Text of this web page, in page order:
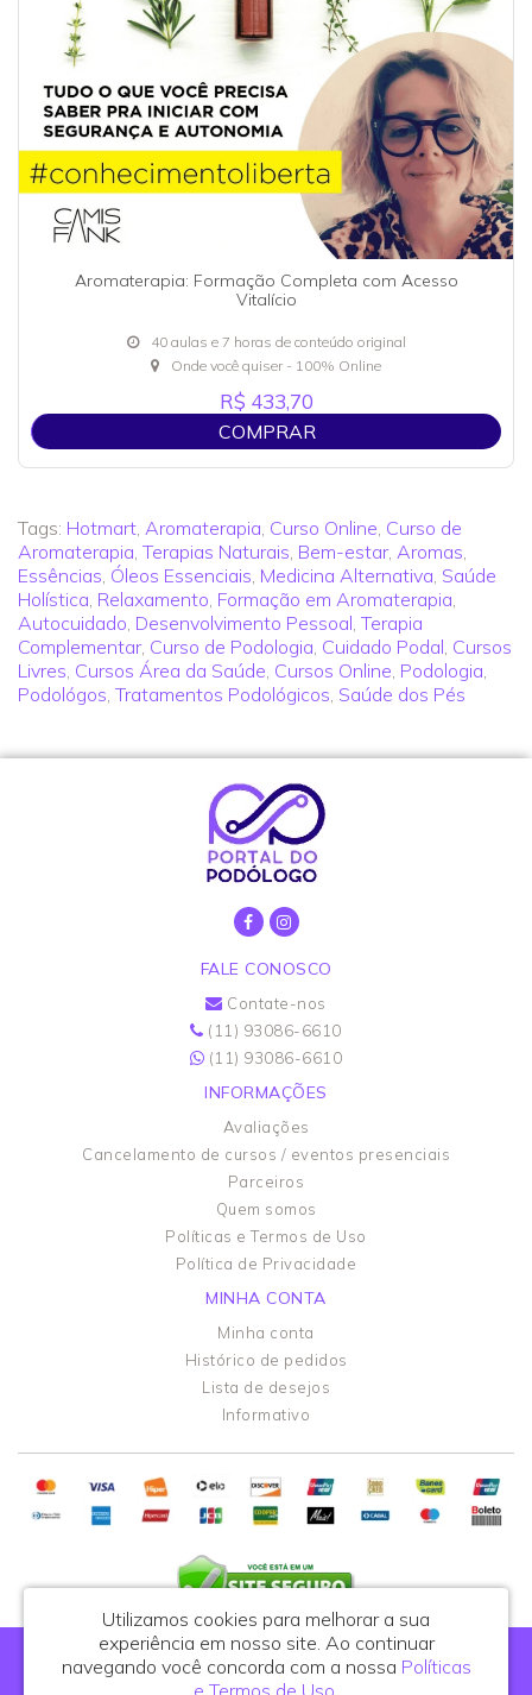
Aromaterapia: Formação Completa com Acesso
Vitalício
40 aulas e 7 horas de conteúdo original
Onde você quiser - 100% Online
R$ 433,70
COMPRAR
Tags: Hotmart Aromaterapia Curso Online Curso de
Aromaterapia Terapias Naturais Bem-estar, Aromas
Essências Óleos Essenciais Medicina Alternativa Saúde
Holística Relaxamento Formação em Aromaterapia
Autocuidado Desenvolvimento Pessoal Terapia
Complementar, Curso de Podologia Cuidado Podal Cursos
Livres Cursos Área da Saúde Cursos Online Podologia
Podológos Tratamentos Podológicos Saúde dos Pés
FALE CONOSCO
Contate-nos
(11) 93086-6610
(11) 93086-6610
INFORMAÇÕES
Avaliações
Cancelamento de cursos / eventos presenciais
Parceiros
Quem somos
Políticas e Termos de Uso
Política de Privacidade
MINHA CONTA
Minha conta
Histórico de pedidos
Lista de desejos
Informativo
Portal do Podólogo - CNPJ: 44.108.762/0001-81
R. Celso de Azevedo Marques, 395, cj. 25 - São Paulo/SP - CEP: 03122-010
Utilizamos cookies para melhorar a sua
experiência em nosso site. Ao continuar
navegando você concorda com a nossa Políticas
e Termos de Uso